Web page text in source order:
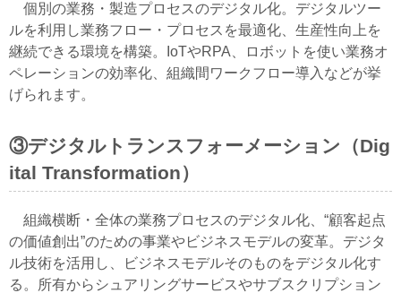
個別の業務・製造プロセスのデジタル化。デジタルツー
ルを利用し業務フロー・プロセスを最適化、生産性向上を
継続できる環境を構築。IoTやRPA、ロボットを使い業務オ
ペレーションの効率化、組織間ワークフロー導入などが挙
げられます。
③デジタルトランスフォーメーション（Dig
ital Transformation）
組織横断・全体の業務プロセスのデジタル化、“顧客起点
の価値創出”のための事業やビジネスモデルの変革。デジタ
ル技術を活用し、ビジネスモデルそのものをデジタル化す
る。所有からシュアリングサービスやサブスクリプション